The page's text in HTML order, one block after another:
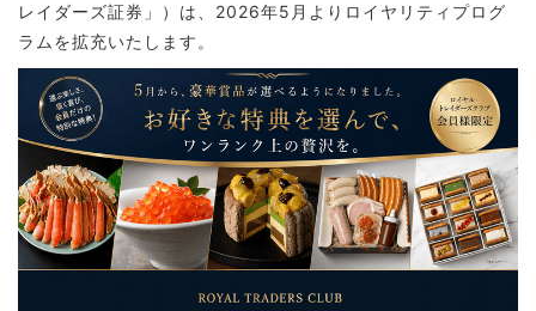
レイダーズ証券」）は、2026年5月よりロイヤリティプログ
ラムを拡充いたします。